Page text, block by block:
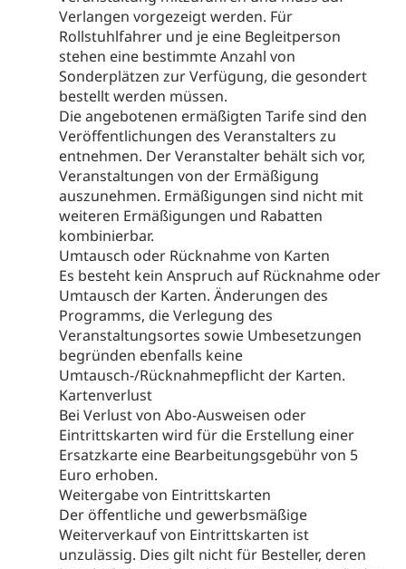
Verlangen vorgezeigt werden. Für
Rollstuhlfahrer und je eine Begleitperson
stehen eine bestimmte Anzahl von
Sonderplätzen zur Verfügung, die gesondert
bestellt werden müssen.
Die angebotenen ermäßigten Tarife sind den
Veröffentlichungen des Veranstalters zu
entnehmen. Der Veranstalter behält sich vor,
Veranstaltungen von der Ermäßigung
auszunehmen. Ermäßigungen sind nicht mit
weiteren Ermäßigungen und Rabatten
kombinierbar.
Umtausch oder Rücknahme von Karten
Es besteht kein Anspruch auf Rücknahme oder
Umtausch der Karten. Änderungen des
Programms, die Verlegung des
Veranstaltungsortes sowie Umbesetzungen
begründen ebenfalls keine
Umtausch-/Rücknahmepflicht der Karten.
Kartenverlust
Bei Verlust von Abo-Ausweisen oder
Eintrittskarten wird für die Erstellung einer
Ersatzkarte eine Bearbeitungsgebühr von 5
Euro erhoben.
Weitergabe von Eintrittskarten
Der öffentliche und gewerbsmäßige
Weiterverkauf von Eintrittskarten ist
unzulässig. Dies gilt nicht für Besteller, deren